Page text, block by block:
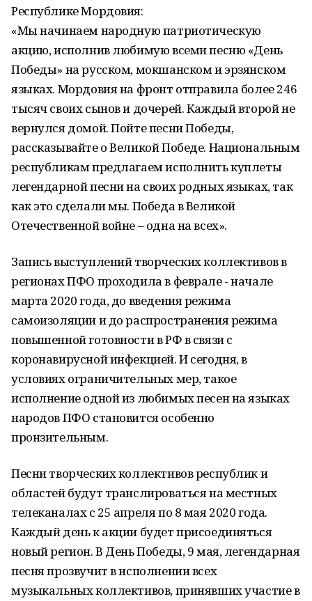
Республике Мордовия:
«Мы начинаем народную патриотическую
акцию, исполнив любимую всеми песню «День
Победы» на русском, мокшанском и эрзянском
языках. Мордовия на фронт отправила более 246
тысяч своих сынов и дочерей. Каждый второй не
вернулся домой. Пойте песни Победы,
рассказывайте о Великой Победе. Национальным
республикам предлагаем исполнить куплеты
легендарной песни на своих родных языках, так
как это сделали мы. Победа в Великой
Отечественной войне – одна на всех».
Запись выступлений творческих коллективов в
регионах ПФО проходила в феврале - начале
марта 2020 года, до введения режима
самоизоляции и до распространения режима
повышенной готовности в РФ в связи с
коронавирусной инфекцией. И сегодня, в
условиях ограничительных мер, такое
исполнение одной из любимых песен на языках
народов ПФО становится особенно
пронзительным.
Песни творческих коллективов республик и
областей будут транслироваться на местных
телеканалах с 25 апреля по 8 мая 2020 года.
Каждый день к акции будет присоединяться
новый регион. В День Победы, 9 мая, легендарная
песня прозвучит в исполнении всех
музыкальных коллективов, принявших участие в